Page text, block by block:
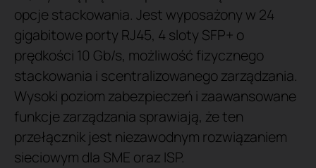
opcje stackowania. Jest wyposażony w 24
gigabitowe porty RJ45, 4 sloty SFP+ o
prędkości 10 Gb/s, możliwość fizycznego
stackowania i scentralizowanego zarządzania.
Wysoki poziom zabezpieczeń i zaawansowane
funkcje zarządzania sprawiają, że ten
przełącznik jest niezawodnym rozwiązaniem
sieciowym dla SME oraz ISP.